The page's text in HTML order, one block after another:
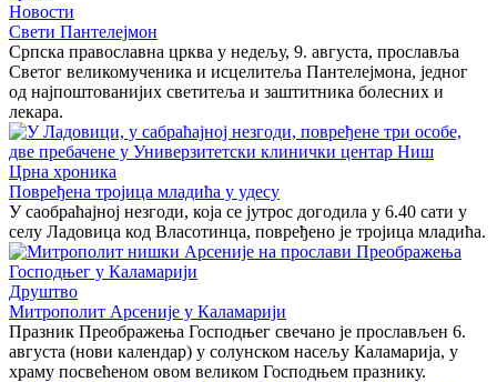
Новости
Свети Пантелејмон
Српска православна црква у недељу, 9. августа, прославља
Светог великомученика и исцелитеља Пантелејмона, једног
од најпоштованијих светитеља и заштитника болесних и
лекара.
Црна хроника
Повређена тројица младића у удесу
У саобраћајној незгоди, која се јутрос догодила у 6.40 сати у
селу Ладовица код Власотинца, повређено је тројица младића.
Друштво
Митрополит Арсеније у Каламарији
Празник Преображења Господњег свечано је прослављен 6.
августа (нови календар) у солунском насељу Каламарија, у
храму посвећеном овом великом Господњем празнику.